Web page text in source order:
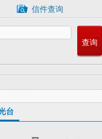
信件查询
台